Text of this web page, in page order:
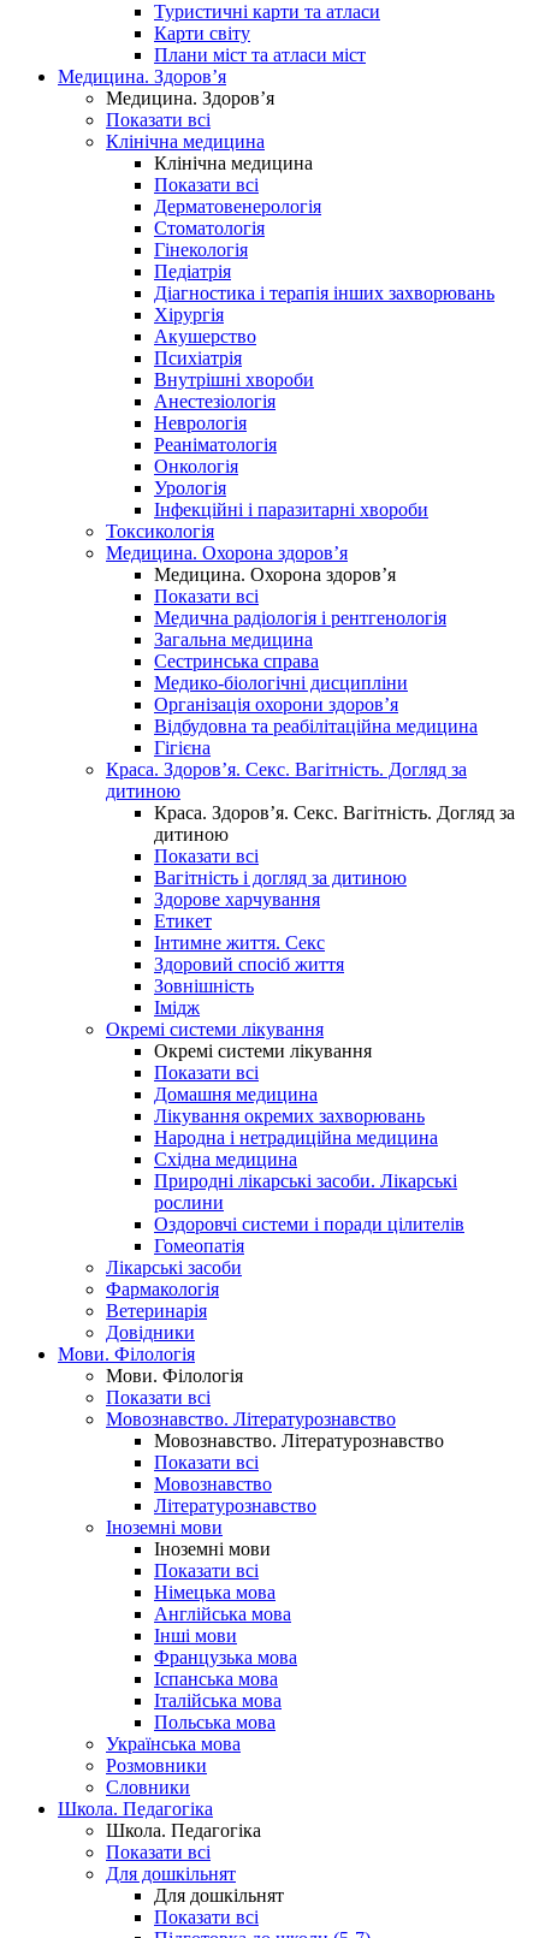
Туристичні карти та атласи
Карти світу
Плани міст та атласи міст
Медицина. Здоров’я
Медицина. Здоров’я
Показати всі
Клінічна медицина
Клінічна медицина
Показати всі
Дерматовенерологія
Стоматологія
Гінекологія
Педіатрія
Діагностика і терапія інших захворювань
Хірургія
Акушерство
Психіатрія
Внутрішні хвороби
Анестезіологія
Неврологія
Реаніматологія
Онкологія
Урологія
Інфекційні і паразитарні хвороби
Токсикологія
Медицина. Охорона здоров’я
Медицина. Охорона здоров’я
Показати всі
Медична радіологія і рентгенологія
Загальна медицина
Сестринська справа
Медико-біологічні дисципліни
Організація охорони здоров’я
Відбудовна та реабілітаційна медицина
Гігієна
Краса. Здоров’я. Секс. Вагітність. Догляд за
дитиною
Краса. Здоров’я. Секс. Вагітність. Догляд за
дитиною
Показати всі
Вагітність і догляд за дитиною
Здорове харчування
Етикет
Інтимне життя. Секс
Здоровий спосіб життя
Зовнішність
Імідж
Окремі системи лікування
Окремі системи лікування
Показати всі
Домашня медицина
Лікування окремих захворювань
Народна і нетрадиційна медицина
Східна медицина
Природні лікарські засоби. Лікарські
рослини
Оздоровчі системи і поради цілителів
Гомеопатія
Лікарські засоби
Фармакологія
Ветеринарія
Довідники
Мови. Філологія
Мови. Філологія
Показати всі
Мовознавство. Літературознавство
Мовознавство. Літературознавство
Показати всі
Мовознавство
Літературознавство
Іноземні мови
Іноземні мови
Показати всі
Німецька мова
Англійська мова
Інші мови
Французька мова
Іспанська мова
Італійська мова
Польська мова
Українська мова
Розмовники
Словники
Школа. Педагогіка
Школа. Педагогіка
Показати всі
Для дошкільнят
Для дошкільнят
Показати всі